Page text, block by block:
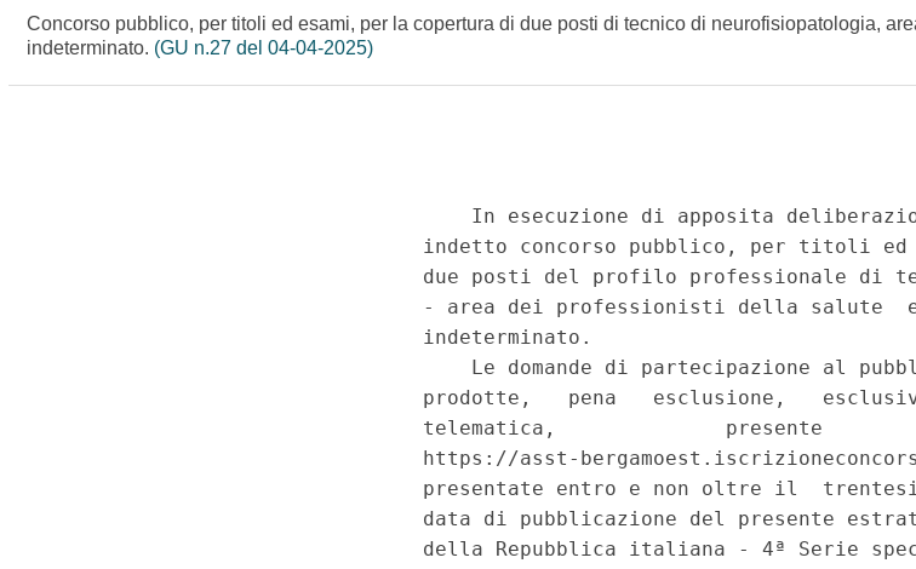
Concorso pubblico, per titoli ed esami, per la copertura di due posti di tecnico di neurofisiopatologia,
indeterminato. (GU n.27 del 04-04-2025)